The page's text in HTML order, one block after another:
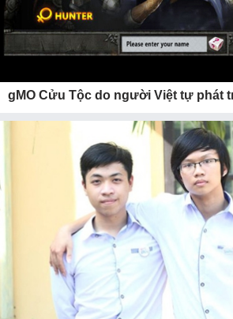
gMO Cửu Tộc do người Việt tự phát